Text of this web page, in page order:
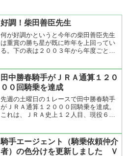
好調！柴田善臣先生
何が好調かというと今年の柴田善臣先生
は重賞の勝ち星が既に昨年を上回ってい
る。下の表は２００３年から年度ごとの
ったの３勝しかしていないのに今年は既
に４勝。しかも、そのうち...
田中勝春騎手がＪＲＡ通算１２０
００回騎乗を達成
先週の土曜日の１レースで田中勝春騎手
がＪＲＡ通算１２０００回騎乗を達成。
これは、ＪＲＡ史上１２人目、現役６人
けられなければこの記録は達成出来なか
った。今年は調子が良く、...
騎手エージェント（騎乗依頼仲介
者）の色分けを更新しました Ｖ